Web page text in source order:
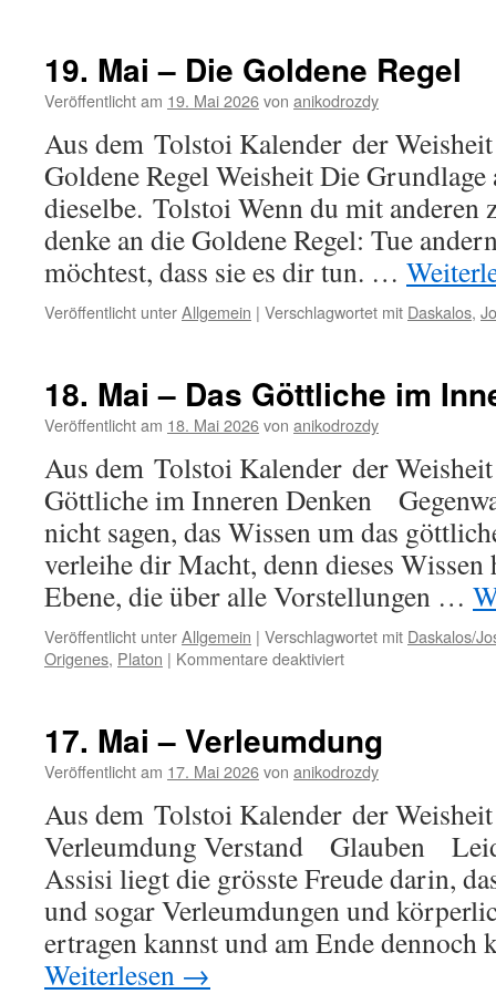
19. Mai – Die Goldene Regel
Veröffentlicht am 19. Mai 2026von anikodrozdy
Aus dem Tolstoi Kalender der
Goldene Regel Weisheit Die
dieselbe. Tolstoi Wenn du mit anderen
denke an die Goldene Regel: Tue
möchtest, dass sie es dir tun. …
Veröffentlicht unterAllgemein | Verschlagwortet mit Daskalos,
18. Mai – Das Göttliche im
Veröffentlicht am 18. Mai 2026von anikodrozdy
Aus dem Tolstoi Kalender der
Göttliche im Inneren Denken
nicht sagen, das Wissen um das
verleihe dir Macht, denn dieses Wissen
Ebene, die über alle Vorstellungen …
Veröffentlicht unterAllgemein | Verschlagwortet mit Daskalos/
Origenes, Platon | Kommentare deaktiviertfür
Das
Göttliche
Inneren
17. Mai – Verleumdung
Veröffentlicht am 17. Mai 2026von anikodrozdy
Aus dem Tolstoi Kalender der
Verleumdung Verstand Glauben
Assisi liegt die grösste Freude darin,
und sogar Verleumdungen und
ertragen kannst und am Ende
Weiterlesen →